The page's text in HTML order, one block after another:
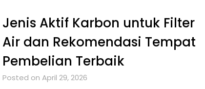
Jenis Aktif Karbon untuk Filter
Air dan Rekomendasi Tempat
Pembelian Terbaik
Posted on April 29, 2026